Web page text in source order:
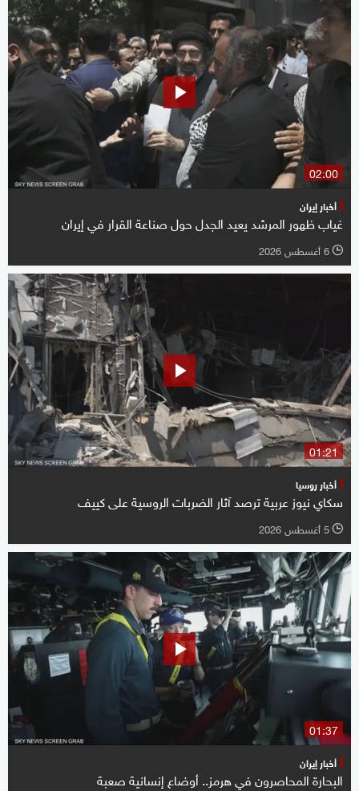
02:00
أخبار إيران
غياب ظهور المرشد يعيد الجدل حول صناعة القرار في إيران
l 6 أغسطس 2026
01:21
أخبار روسيا
سكاي نيوز عربية ترصد آثار الضربات الروسية على كييف
l 5 أغسطس 2026
01:37
أخبار إيران
البحارة المحاصرون في هرمز.. أوضاع إنسانية صعبة